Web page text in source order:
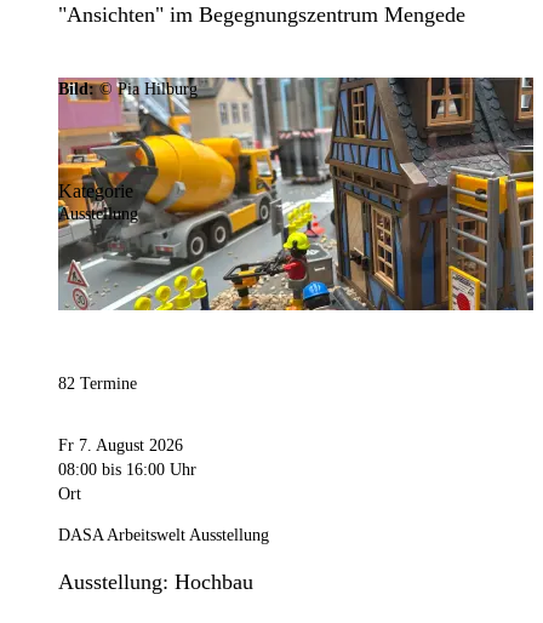
"Ansichten" im Begegnungszentrum Mengede
Bild:© Pia Hilburg
Kategorie
Ausstellung
82 Termine
Fr 7. August 2026
08:00 bis 16:00 Uhr
Ort
DASA Arbeitswelt Ausstellung
Ausstellung: Hochbau